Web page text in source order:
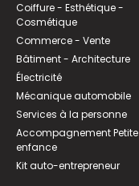
Coiffure - Esthétique -
Cosmétique
Commerce - Vente
Bâtiment - Architecture
Électricité
Mécanique automobile
Services à la personne
Accompagnement Petite
enfance
Kit auto-entrepreneur